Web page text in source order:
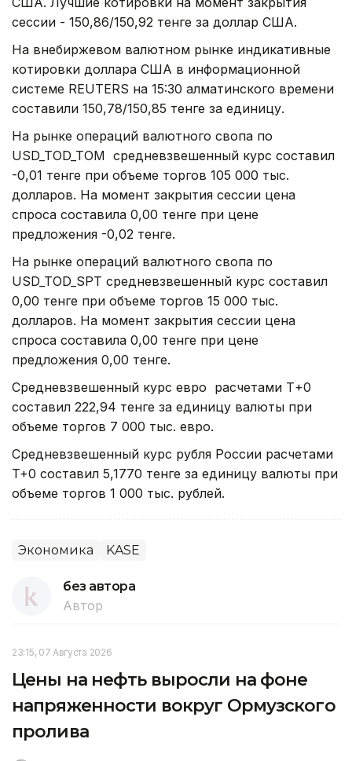
сессии - 150,86/150,92 тенге за доллар США.
На внебиржевом валютном рынке индикативные
котировки доллара США в информационной
системе REUTERS на 15:30 алматинского времени
составили 150,78/150,85 тенге за единицу.
На рынке операций валютного свопа по
USD_TOD_TOM средневзвешенный курс составил
-0,01 тенге при объеме торгов 105 000 тыс.
долларов. На момент закрытия сессии цена
спроса составила 0,00 тенге при цене
предложения -0,02 тенге.
На рынке операций валютного свопа по
USD_TOD_SPT средневзвешенный курс составил
0,00 тенге при объеме торгов 15 000 тыс.
долларов. На момент закрытия сессии цена
спроса составила 0,00 тенге при цене
предложения 0,00 тенге.
Средневзвешенный курс евро расчетами Т+0
составил 222,94 тенге за единицу валюты при
объеме торгов 7 000 тыс. евро.
Средневзвешенный курс рубля России расчетами
T+0 составил 5,1770 тенге за единицу валюты при
объеме торгов 1 000 тыс. рублей.
Экономика KASE
без автора
Автор
23:15, 07 Августа 2026
Цены на нефть выросли на фоне
напряженности вокруг Ормузского
пролива